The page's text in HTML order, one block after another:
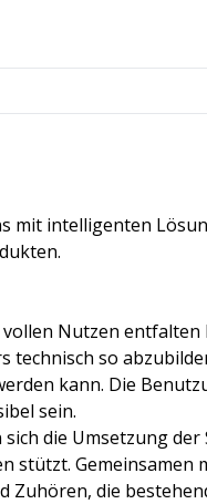
mit intelligenten
Nutzen entfalten
technisch so
kann. Die
sein.
die Umsetzung
stützt.
Zuhören, die